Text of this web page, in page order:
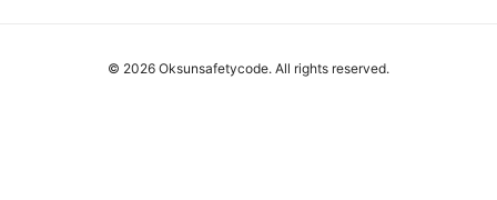
© 2026 Oksunsafetycode. All rights reserved.